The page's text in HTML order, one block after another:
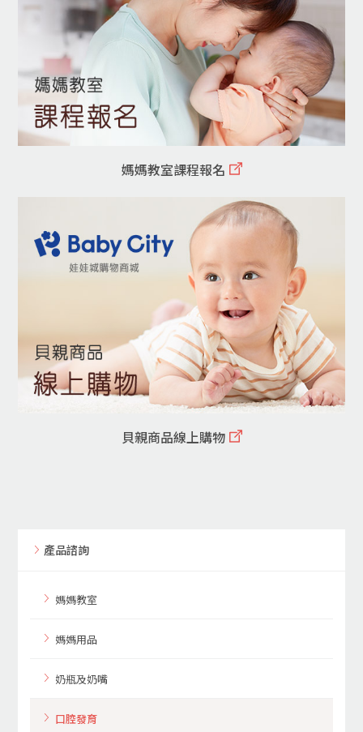
媽媽教室課程報名
貝親商品線上購物
產品諮詢
媽媽教室
媽媽用品
奶瓶及奶嘴
口腔發育